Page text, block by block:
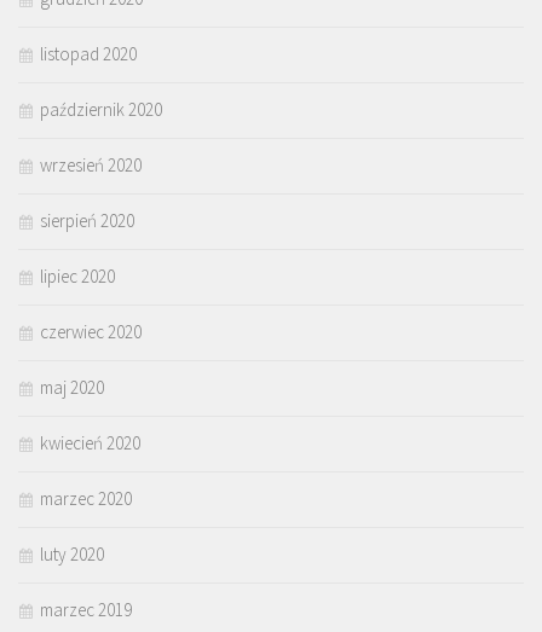
listopad 2020
październik 2020
wrzesień 2020
sierpień 2020
lipiec 2020
czerwiec 2020
maj 2020
kwiecień 2020
marzec 2020
luty 2020
marzec 2019